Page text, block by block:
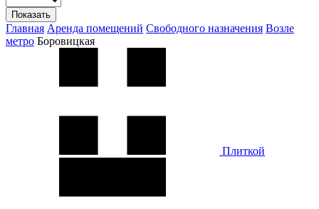
Показать
Главная Аренда помещений Свободного назначения Возле
метро Боровицкая
Плиткой